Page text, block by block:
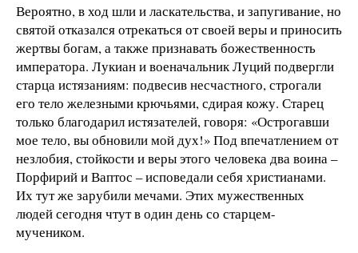
Вероятно, в ход шли и ласкательства, и запугивание, но
святой отказался отрекаться от своей веры и приносить
жертвы богам, а также признавать божественность
императора. Лукиан и военачальник Луций подвергли
старца истязаниям: подвесив несчастного, строгали
его тело железными крючьями, сдирая кожу. Старец
только благодарил истязателей, говоря: «Острогавши
мое тело, вы обновили мой дух!» Под впечатлением от
незлобия, стойкости и веры этого человека два воина –
Порфирий и Ваптос – исповедали себя христианами.
Их тут же зарубили мечами. Этих мужественных
людей сегодня чтут в один день со старцем-
мучеником.